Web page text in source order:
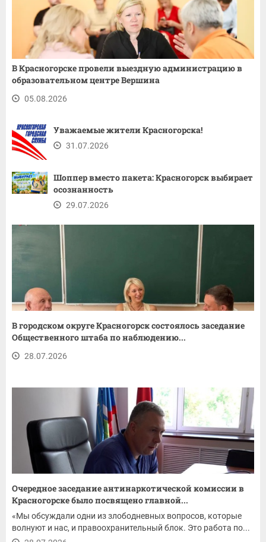
В Красногорске провели выездную администрацию в
образовательном центре Вершина
05.08.2026
Уважаемые жители Красногорска!
31.07.2026
Шоппер вместо пакета: Красногорск выбирает
осознанность
29.07.2026
В городском округе Красногорск состоялось заседание
Общественного штаба по наблюдению...
28.07.2026
Очередное заседание антинаркотической комиссии в
Красногорске было посвящено главной...
«Мы обсуждали одни из злободневных вопросов, которые
волнуют и нас, и правоохранительный блок. Это работа по...